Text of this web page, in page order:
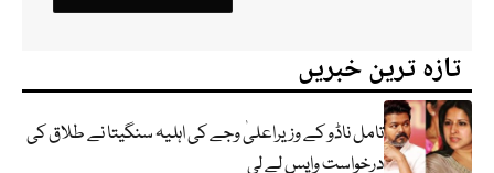
تازہ ترین خبریں
تامل ناڈو کے وزیراعلیٰ وجے کی اہلیہ سنگیتا نے طلاق کی
درخواست واپس لے لی